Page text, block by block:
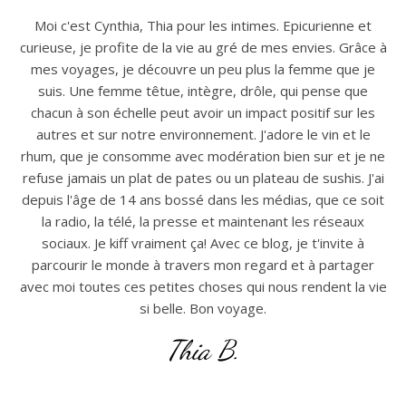
Moi c'est Cynthia, Thia pour les intimes. Epicurienne et
curieuse, je profite de la vie au gré de mes envies. Grâce à
mes voyages, je découvre un peu plus la femme que je
suis. Une femme têtue, intègre, drôle, qui pense que
chacun à son échelle peut avoir un impact positif sur les
autres et sur notre environnement. J'adore le vin et le
rhum, que je consomme avec modération bien sur et je ne
refuse jamais un plat de pates ou un plateau de sushis. J'ai
depuis l'âge de 14 ans bossé dans les médias, que ce soit
la radio, la télé, la presse et maintenant les réseaux
sociaux. Je kiff vraiment ça! Avec ce blog, je t'invite à
parcourir le monde à travers mon regard et à partager
avec moi toutes ces petites choses qui nous rendent la vie
si belle. Bon voyage.
Thia B.